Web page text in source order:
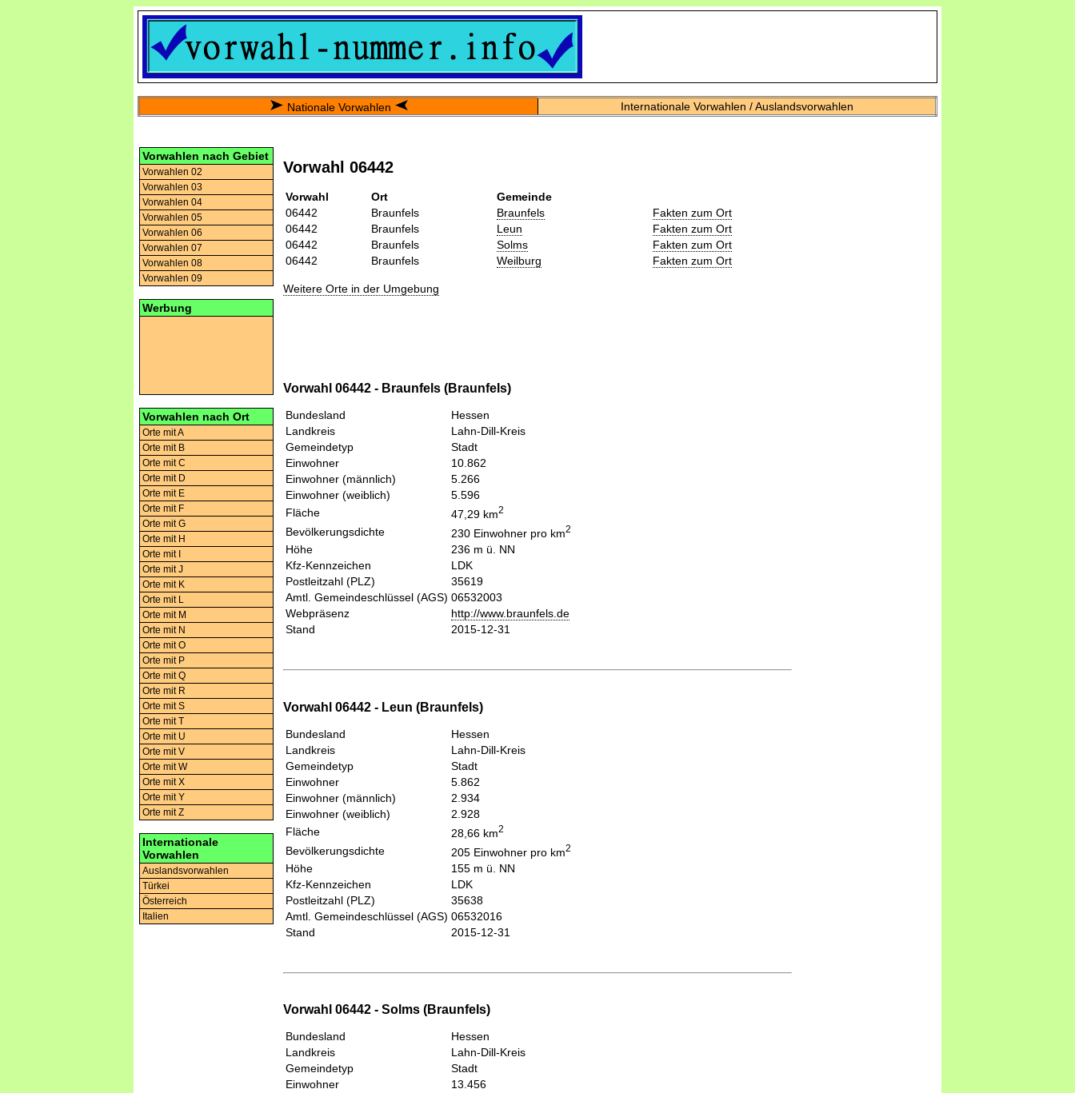
Nationale Vorwahlen Internationale Vorwahlen / Auslandsvorwahlen
Vorwahlen nach Gebiet
Vorwahlen 02
Vorwahlen 03
Vorwahlen 04
Vorwahlen 05
Vorwahlen 06
Vorwahlen 07
Vorwahlen 08
Vorwahlen 09
Werbung
Vorwahlen nach Ort
Orte mit A
Orte mit B
Orte mit C
Orte mit D
Orte mit E
Orte mit F
Orte mit G
Orte mit H
Orte mit I
Orte mit J
Orte mit K
Orte mit L
Orte mit M
Orte mit N
Orte mit O
Orte mit P
Orte mit Q
Orte mit R
Orte mit S
Orte mit T
Orte mit U
Orte mit V
Orte mit W
Orte mit X
Orte mit Y
Orte mit Z
Internationale
Vorwahlen
Auslandsvorwahlen
Türkei
Österreich
Italien
Vorwahl 06442
Vorwahl Ort
Gemeinde
06442
Braunfels Braunfels
Fakten zum Ort
06442
Braunfels Leun
Fakten zum Ort
06442
Braunfels Solms
Fakten zum Ort
06442
Braunfels Weilburg Fakten zum Ort
Weitere Orte in der Umgebung
Vorwahl 06442 - Braunfels (Braunfels)
Bundesland
Hessen
Landkreis
Lahn-Dill-Kreis
Gemeindetyp
Stadt
Einwohner
10.862
Einwohner (männlich)
5.266
Einwohner (weiblich)
5.596
Fläche
47,29 km2
Bevölkerungsdichte 230 Einwohner pro km2
Höhe
236 m ü. NN
Kfz-Kennzeichen
LDK
Postleitzahl (PLZ)
35619
Amtl. Gemeindeschlüssel (AGS) 06532003
Webpräsenz
http://www.braunfels.de
Stand
2015-12-31
Vorwahl 06442 - Leun (Braunfels)
Bundesland
Hessen
Landkreis
Lahn-Dill-Kreis
Gemeindetyp
Stadt
Einwohner
5.862
Einwohner (männlich)
2.934
Einwohner (weiblich)
2.928
Fläche
28,66 km2
Bevölkerungsdichte 205 Einwohner pro km2
Höhe
155 m ü. NN
Kfz-Kennzeichen
LDK
Postleitzahl (PLZ)
35638
Amtl. Gemeindeschlüssel (AGS) 06532016
Stand
2015-12-31
Vorwahl 06442 - Solms (Braunfels)
Bundesland
Hessen
Landkreis
Lahn-Dill-Kreis
Gemeindetyp
Stadt
Einwohner
13.456